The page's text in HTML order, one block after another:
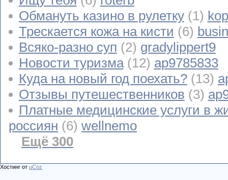
Обмануть казино в рулетку (1)
Трескается кожа на кисти (6)
Всяко-разно суп (2) gradylippert9
Новости туризма (12) ap9785833
Куда на новый год поехать? (13)
Отзывы путешественников (3)
Платные медицинские услуги в
россиян (6) wellnemo
Ещё 300
Хостинг от uCoz